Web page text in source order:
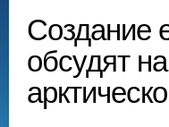
Создание
обсудят